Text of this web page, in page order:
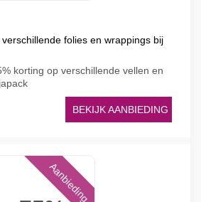
folies en wrappings bij
korting op verschillende vellen en
BEKIJK AANBIEDING
Aanbieding